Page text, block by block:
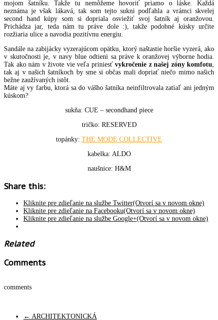
mojom šatníku. Takže tu nemôžeme hovoriť priamo o láske. Každá
neznáma je však lákavá, tak som tejto sukni podľahla a vrámci skvelej
second hand kúpy som si dopriala osviežiť svoj šatník aj oranžovou.
Prichádza jar, teda nám tu práve dole :), takže podobné kúsky určite
rozžiaria ulice a navodia pozitívnu energiu.
Sandále na zabijácky vyzerajúcom opätku, ktorý naštastie horšie vyzerá, ako
v skutočnosti je, v navy blue odtieni sa práve k oranžovej výborne hodia.
Tak ako nám v živote vie veľa priniesť vykročenie z našej zóny komfotu,
tak aj v našich šatníkoch by sme si občas mali dopriať niečo mimo našich
bežne zaužívaných istôt.
Máte aj vy farbu, ktorá sa do vášho šatníka neinfiltrovala zatiaľ ani jedným
kúskom?
sukňa: CUE – secondhand piece
tričko: RESERVED
topánky: THE MODE COLLECTIVE
kabelka: ALDO
naušnice: H&M
Share this:
Kliknite pre zdieľanie na službe Twitter(Otvorí sa v novom okne)
Kliknite pre zdieľanie na Facebooku(Otvorí sa v novom okne)
Kliknite pre zdieľanie na službe Google+(Otvorí sa v novom okne)
Related
Comments
comments
← ARCHITEKTONICKÁ